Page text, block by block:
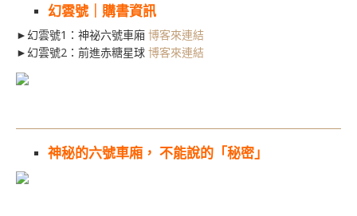
幻雲號｜購書資訊
►幻雲號1：神祕六號車廂 博客來連結
►幻雲號2：前進赤糖星球 博客來連結
神秘的六號車廂， 不能說的「秘密」